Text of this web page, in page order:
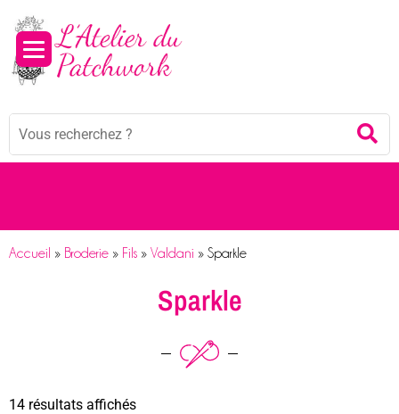
Mots
Accueil » Broderie » Fils » Valdani » Sparkle
Sparkle
14 résultats affichés
Panneau de gestion des cookies